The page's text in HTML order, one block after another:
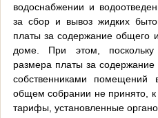
водоснабжении и
за сбор и вывоз жидких
платы за содержание общего
доме. При этом,
размера платы за
собственниками
общем собрании не принято,
тарифы, установленные